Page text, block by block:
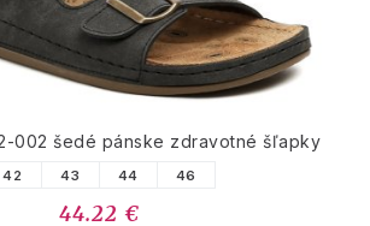
002 šedé pánske zdravotné šľapky
42 43 44 46
44.22 €